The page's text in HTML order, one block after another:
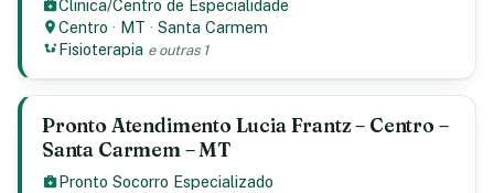
Clinica/Centro de Especialidade
Centro · MT ·Santa Carmem
Fisioterapia e outras 1
Pronto Atendimento Lucia Frantz – Centro –
Santa Carmem – MT
Pronto Socorro Especializado